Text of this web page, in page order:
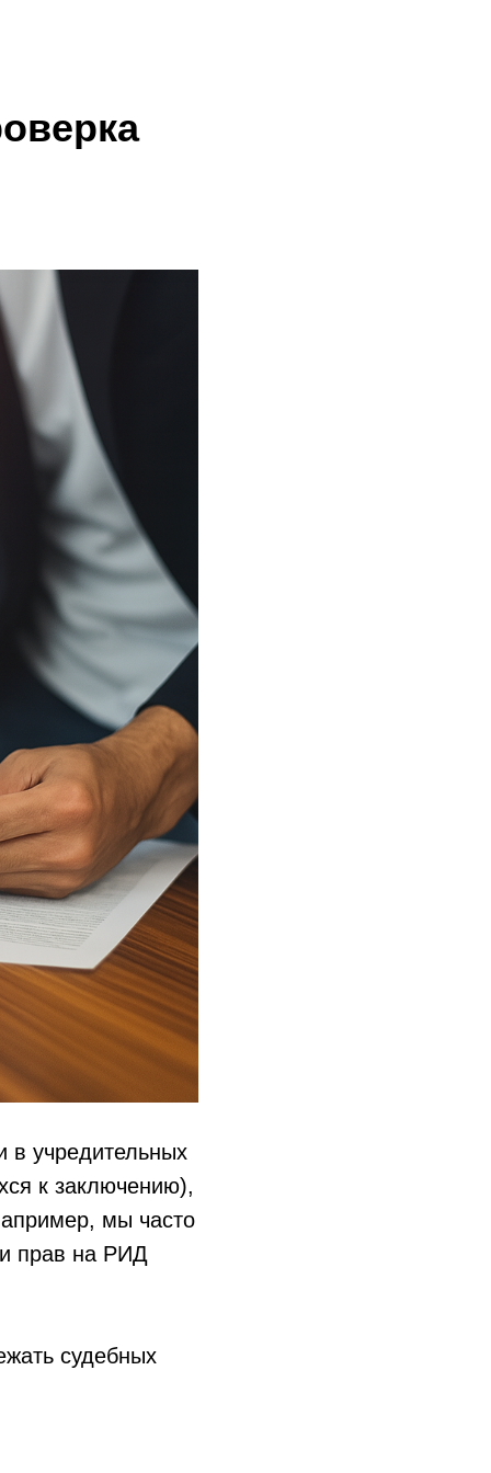
в учредительных
к заключению),
мы часто
прав на РИД
судебных